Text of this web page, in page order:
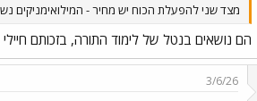
מצד שני להפעלת הכוח יש מחיר - המילואימניקים נשחקים נקראים שוב ושוב להלחם וסקטור
הם נושאים בנטל של לימוד התורה, בזכותם
3/6/26